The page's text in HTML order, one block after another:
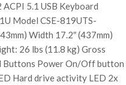
5.1 USB Keyboard
Model CSE-819UTS-
Width 17.2″ (437mm)
26 lbs (11.8 kg) Gross
Buttons Power On/Off button
Hard drive activity LED 2x